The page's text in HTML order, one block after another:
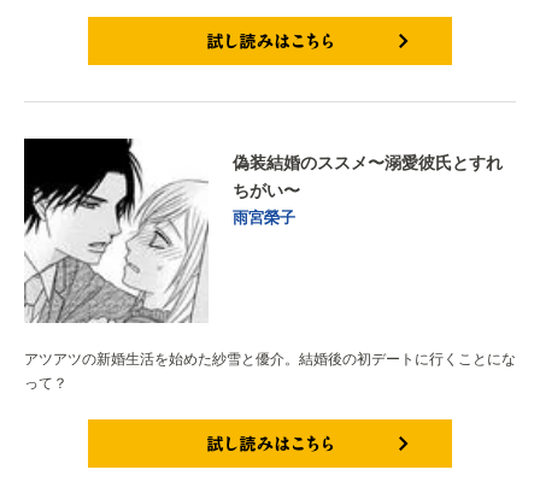
偽装結婚のススメ〜溺愛彼氏とすれ
ちがい〜
雨宮榮子
アツアツの新婚生活を始めた紗雪と優介。結婚後の初デートに行くことにな
って？